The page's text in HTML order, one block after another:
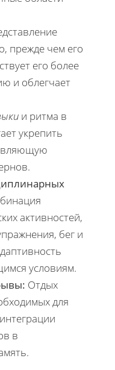
прежде чем его
его более
и облегчает
и ритма в
укрепить
активностей,
бег и
условиям.
Отдых
для
в